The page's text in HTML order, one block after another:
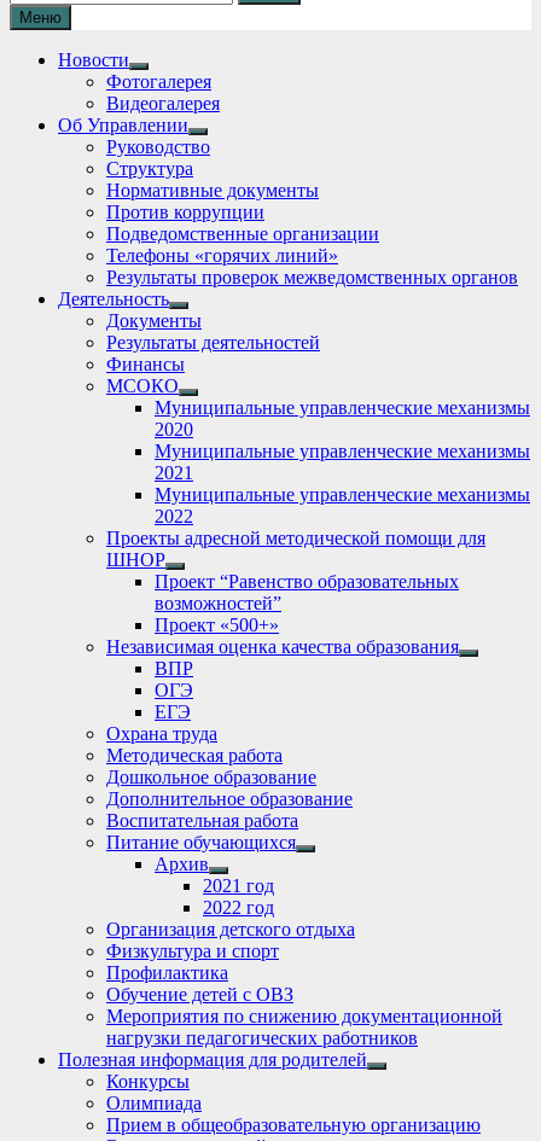
Меню
Новости
Show
sub
menu
Фотогалерея
Видеогалерея
Об Управлении
Show
sub
Руководство
Структура
Нормативные документы
Против коррупции
Подведомственные организации
Телефоны «горячих линий»
Результаты проверок межведомственных органов
Деятельность
Show
sub
menu
Документы
Результаты деятельностей
Финансы
МСОКО
Show
sub
menu
Муниципальные управленческие механизмы
2020
Муниципальные управленческие механизмы
2021
Муниципальные управленческие механизмы
2022
Проекты адресной методической помощи для
ШНОР
Show
sub
menu
Проект “Равенство образовательных
возможностей”
Проект «500+»
Независимая оценка качества образования
Show
ВПР
ОГЭ
ЕГЭ
Охрана труда
Методическая работа
Дошкольное образование
Дополнительное образование
Воспитательная работа
Питание обучающихся
Show
Архив
Show
sub
menu
2021 год
2022 год
Организация детского отдыха
Физкультура и спорт
Профилактика
Обучение детей с ОВЗ
Мероприятия по снижению документационной
нагрузки педагогических работников
Полезная информация для родителей
Show
Конкурсы
Олимпиада
Прием в общеобразовательную организацию